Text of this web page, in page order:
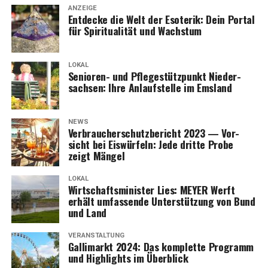
Anzeige
ANZEIGE
Ent­de­cke die Welt der Eso­te­rik: Dein Por­tal
für Spi­ri­tua­li­tät und Wachstum
LOKAL
Senio­ren- und Pfle­ge­stütz­punkt Nie­der­
sach­sen: Ihre Anlauf­stel­le im Emsland
NEWS
Ver­brau­cher­schutz­be­richt 2023 — Vor­
sicht bei Eis­wür­feln: Jede drit­te Pro­be
zeigt Mängel
LOKAL
Wirt­schafts­mi­nis­ter Lies: MEYER Werft
erhält umfas­sen­de Unter­stüt­zung von Bund
und Land
VERANSTALTUNG
Gal­li­markt 2024: Das kom­plet­te Pro­gramm
und High­lights im Überblick